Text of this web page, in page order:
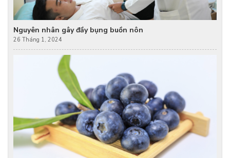
Nguyên nhân gây đầy bụng buồn nôn
26 Tháng 1, 2024